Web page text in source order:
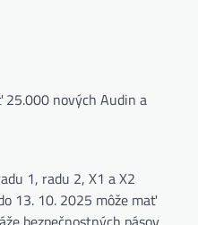
25.000 nových Audin a
1, radu 2, X1 a X2
13. 10. 2025 môže mať